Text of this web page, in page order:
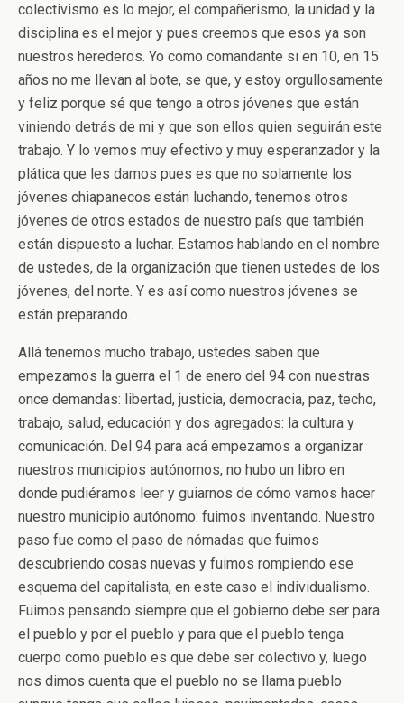
colectivismo es lo mejor, el compañerismo, la unidad y la
disciplina es el mejor y pues creemos que esos ya son
nuestros herederos. Yo como comandante si en 10, en 15
años no me llevan al bote, se que, y estoy orgullosamente
y feliz porque sé que tengo a otros jóvenes que están
viniendo detrás de mi y que son ellos quien seguirán este
trabajo. Y lo vemos muy efectivo y muy esperanzador y la
plática que les damos pues es que no solamente los
jóvenes chiapanecos están luchando, tenemos otros
jóvenes de otros estados de nuestro país que también
están dispuesto a luchar. Estamos hablando en el nombre
de ustedes, de la organización que tienen ustedes de los
jóvenes, del norte. Y es así como nuestros jóvenes se
están preparando.
Allá tenemos mucho trabajo, ustedes saben que
empezamos la guerra el 1 de enero del 94 con nuestras
once demandas: libertad, justicia, democracia, paz, techo,
trabajo, salud, educación y dos agregados: la cultura y
comunicación. Del 94 para acá empezamos a organizar
nuestros municipios autónomos, no hubo un libro en
donde pudiéramos leer y guiarnos de cómo vamos hacer
nuestro municipio autónomo: fuimos inventando. Nuestro
paso fue como el paso de nómadas que fuimos
descubriendo cosas nuevas y fuimos rompiendo ese
esquema del capitalista, en este caso el individualismo.
Fuimos pensando siempre que el gobierno debe ser para
el pueblo y por el pueblo y para que el pueblo tenga
cuerpo como pueblo es que debe ser colectivo y, luego
nos dimos cuenta que el pueblo no se llama pueblo